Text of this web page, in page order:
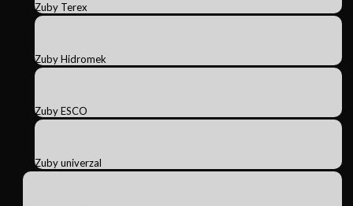
Zuby Terex
Zuby Hidromek
Zuby ESCO
Zuby univerzal